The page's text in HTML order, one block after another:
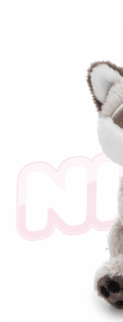
【「AFTEE先享後付」結帳
１．於結帳方式選擇「
結帳頁面，進行簡訊認證並
２．訂單成立數日內，您
３．收到繳費通知簡訊後
ATM／網路銀行／等多元方
※ 請注意：結帳手續完成
購買商品的店家。未經商家
後付繳納相關費用。
※ 交易是否成功請以「
是否繳費成功／繳費後需取
https://
【注意事項】
１．透過由恩沛科技股份有
易，需依本服務之必要範
權轉讓予恩沛科技股份有限
２．關於個人資料處理事
https://aftee.tw/terms/#terms3
３．未成年的使用者請事先
「AFTEE先享後付」，若
每筆NT$100，滿
每筆NT$100，滿
每筆NT$100，滿
海外國家